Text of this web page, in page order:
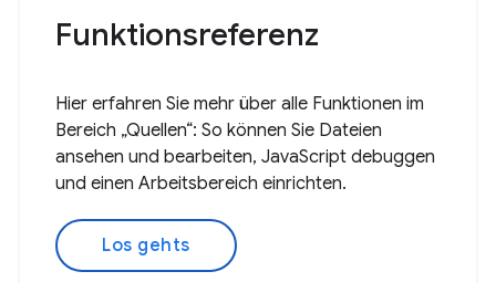
Funktionsreferenz
Hier erfahren Sie mehr über alle Funktionen im
Bereich „Quellen“: So können Sie Dateien
ansehen und bearbeiten, JavaScript debuggen
und einen Arbeitsbereich einrichten.
Los gehts